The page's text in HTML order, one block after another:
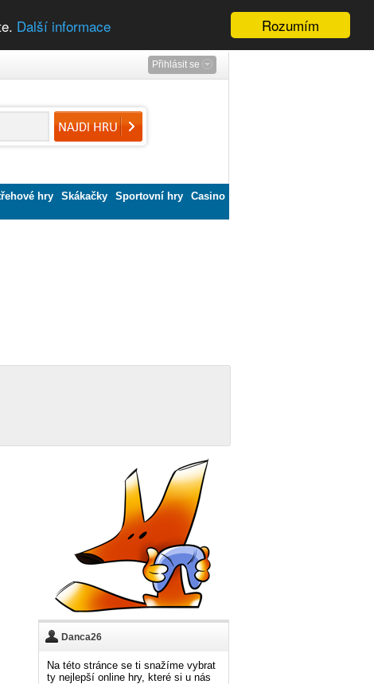
Rozumím
Další informace
Přihlásit se
hry Skákačky Sportovní hry
Casino
Danca26
Na této stránce se ti snažíme vybrat
ty nejlepší online hry, které si u nás